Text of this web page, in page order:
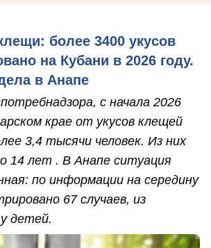
более 3400 укусов
на Кубани в 2026 году.
в Анапе
с начала 2026
крае от укусов клещей
3,4 тысячи человек. Из них
14 лет . В Анапе ситуация
по информации на середину
67 случаев, из
детей.